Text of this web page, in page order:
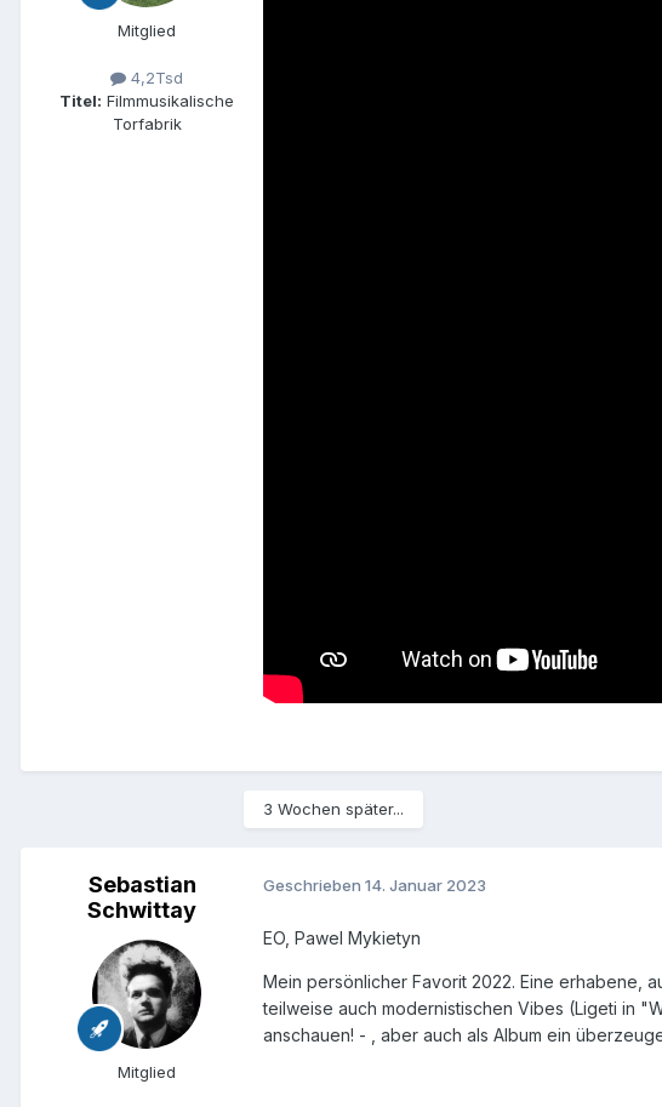
Mitglied
4,2Tsd
Titel: Filmmusikalische
Torfabrik
3 Wochen später...
Sebastian
Schwittay
Mitglied
Geschrieben 14. Januar 2023
EO, Pawel Mykietyn
Mein persönlicher Favorit 2022. Eine erhabene,
teilweise auch modernistischen Vibes (Ligeti in
anschauen! - , aber auch als Album ein